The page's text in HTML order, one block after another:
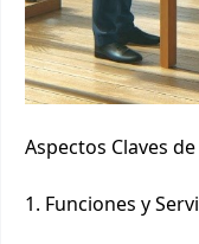
Aspectos Claves
1. Funciones y